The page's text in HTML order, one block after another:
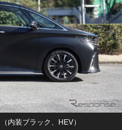
内装ブラック、HEV）